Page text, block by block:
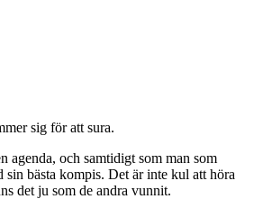
sig för att sura.
agenda, och samtidigt som man som
bästa kompis. Det är inte kul att höra
det ju som de andra vunnit.